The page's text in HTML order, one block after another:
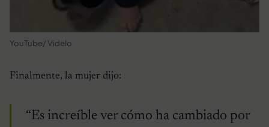
YouTube/ Videlo
Finalmente, la mujer dijo:
“Es increíble ver cómo ha cambiado por